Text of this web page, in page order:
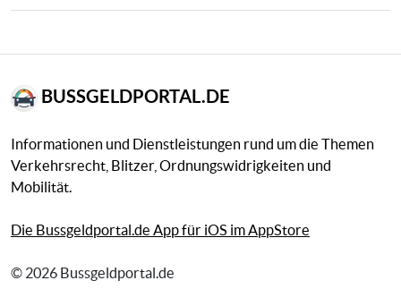
BUSSGELDPORTAL.DE
Informationen und Dienstleistungen rund um die Themen
Verkehrsrecht, Blitzer, Ordnungswidrigkeiten und
Mobilität.
Die Bussgeldportal.de App für iOS im AppStore
© 2026 Bussgeldportal.de